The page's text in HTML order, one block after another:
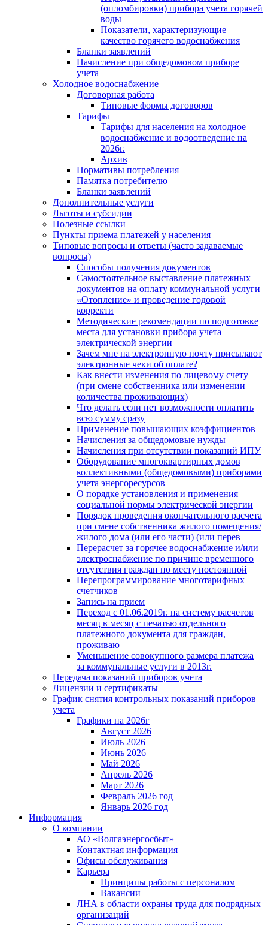
(опломбировки) прибора учета горячей
воды
Показатели, характеризующие
качество горячего водоснабжения
Бланки заявлений
Начисление при общедомовом приборе
учета
Холодное водоснабжение
Договорная работа
Типовые формы договоров
Тарифы
Тарифы для населения на холодное
водоснабжение и водоотведение на
2026г.
Архив
Нормативы потребления
Памятка потребителю
Бланки заявлений
Дополнительные услуги
Льготы и субсидии
Полезные ссылки
Пункты приема платежей у населения
Типовые вопросы и ответы (часто задаваемые
вопросы)
Способы получения документов
Самостоятельное выставление платежных
документов на оплату коммунальной услуги
«Отопление» и проведение годовой
корректи
Методические рекомендации по подготовке
места для установки прибора учета
электрической энергии
Зачем мне на электронную почту присылают
электронные чеки об оплате?
Как внести изменения по лицевому счету
(при смене собственника или изменении
количества проживающих)
Что делать если нет возможности оплатить
всю сумму сразу
Применение повышающих коэффициентов
Начисления за общедомовые нужды
Начисления при отсутствии показаний ИПУ
Оборудование многоквартирных домов
коллективными (общедомовыми) приборами
учета энергоресурсов
О порядке установления и применения
социальной нормы электрической энергии
Порядок проведения окончательного расчета
при смене собственника жилого помещения/
жилого дома (или его части) (или перев
Перерасчет за горячее водоснабжение и/или
электроснабжение по причине временного
отсутствия граждан по месту постоянной
Перепрограммирование многотарифных
счетчиков
Запись на прием
Переход с 01.06.2019г. на систему расчетов
месяц в месяц с печатью отдельного
платежного документа для граждан,
проживаю
Уменьшение совокупного размера платежа
за коммунальные услуги в 2013г.
Передача показаний приборов учета
Лицензии и сертификаты
График снятия контрольных показаний приборов
учета
Графики на 2026г
Август 2026
Июль 2026
Июнь 2026
Май 2026
Апрель 2026
Март 2026
Февраль 2026 год
Январь 2026 год
Информация
О компании
АО «Волгаэнергосбыт»
Контактная информация
Офисы обслуживания
Карьера
Принципы работы с персоналом
Вакансии
ЛНА в области охраны труда для подрядных
организаций